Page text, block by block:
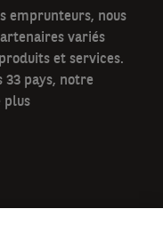
emprunteurs, nous
variés
et services.
33 pays, notre
plus